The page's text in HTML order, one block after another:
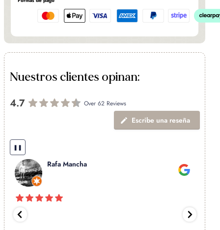
Nuestros clientes opinan:
4.7
Over 62 Reviews
Escribe una reseña
❚❚
Rafa Mancha